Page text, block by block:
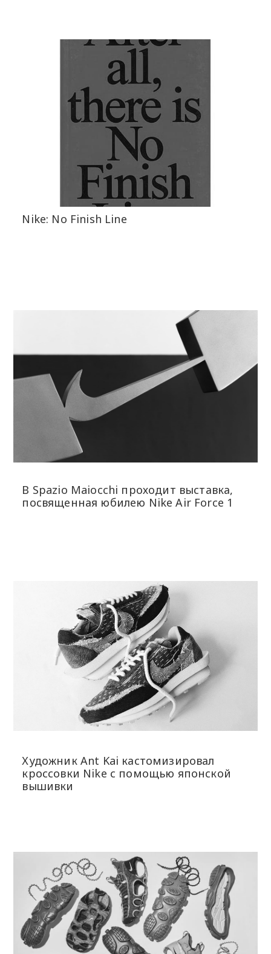
Nike: No Finish Line
В Spazio Maiocchi проходит выставка,
посвященная юбилею Nike Air Force 1
Художник Ant Kai кастомизировал
кроссовки Nike с помощью японской
вышивки